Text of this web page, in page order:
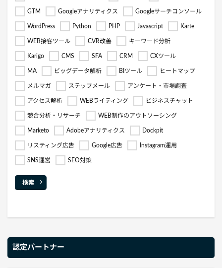
GTM Googleアナリティクス Googleサーチコンソール
WordPress Python PHP Javascript Karte
WEB接客ツール CVR改善 キーワード分析
Karigo CMS SFA CRM CXツール
MA ビッグデータ解析 BIツール ヒートマップ
メルマガ ステップメール アンケート・市場調査
アクセス解析 WEBライティング ビジネスチャット
競合分析・リサーチ WEB制作のアウトソーシング
Marketo Adobeアナリティクス Dockpit
リスティング広告 Google広告 Instagram運用
SNS運営 SEO対策
検索
認定パートナー